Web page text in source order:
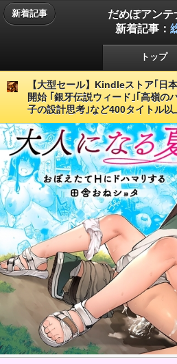
新着記事
だめぽアンテ
新着記事：
トップ
【大型セール】Kindleストア｢日
開始 ｢銀牙伝説ウィード｣｢高嶺の
子の設計思考｣など400タイトル以